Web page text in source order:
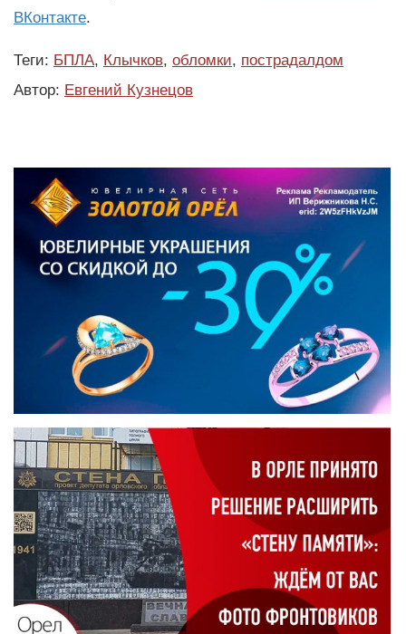
ВКонтакте.
Теги: БПЛА, Клычков, обломки, пострадалдом
Автор: Евгений Кузнецов